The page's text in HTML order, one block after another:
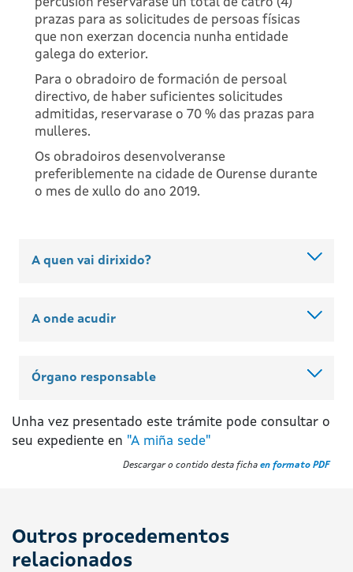
percusión reservarase un total de catro (4)
prazas para as solicitudes de persoas físicas
que non exerzan docencia nunha entidade
galega do exterior.
Para o obradoiro de formación de persoal
directivo, de haber suficientes solicitudes
admitidas, reservarase o 70 % das prazas para
mulleres.
Os obradoiros desenvolveranse
preferiblemente na cidade de Ourense durante
o mes de xullo do ano 2019.
A quen vai dirixido?
A onde acudir
Órgano responsable
Unha vez presentado este trámite pode consultar o
seu expediente en "A miña sede"
Descargar o contido desta ficha en formato PDF
Outros procedementos
relacionados